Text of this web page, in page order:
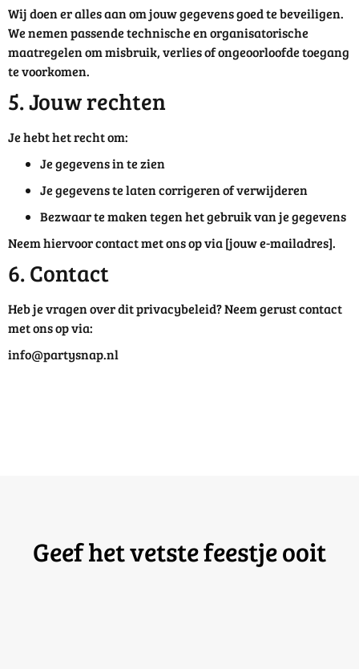
Wij doen er alles aan om jouw gegevens goed te beveiligen.
We nemen passende technische en organisatorische
maatregelen om misbruik, verlies of ongeoorloofde toegang
te voorkomen.
5. Jouw rechten
Je hebt het recht om:
Je gegevens in te zien
Je gegevens te laten corrigeren of verwijderen
Bezwaar te maken tegen het gebruik van je gegevens
Neem hiervoor contact met ons op via [jouw e-mailadres].
6. Contact
Heb je vragen over dit privacybeleid? Neem gerust contact
met ons op via:
info@partysnap.nl
Geef hetvetste feestje ooit